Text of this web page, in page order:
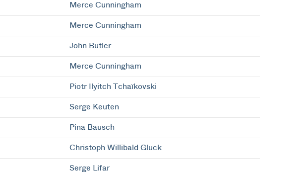
Merce Cunningham
Merce Cunningham
John Butler
Merce Cunningham
Piotr Ilyitch Tchaïkovski
Serge Keuten
Pina Bausch
Christoph Willibald Gluck
Serge Lifar